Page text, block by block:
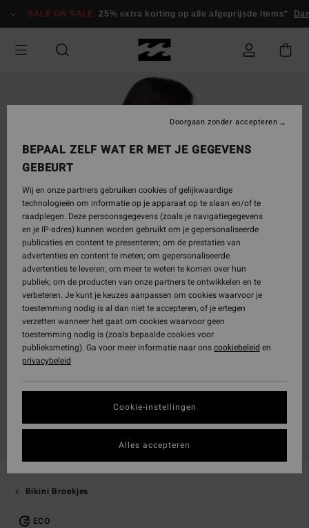
naar
SALE ON SALE 25% extra korting op alle afgeprijsde items*
Bikini Broekjes
ECO
BEPAAL ZELF WAT ER MET JE GEGEVENS
GEBEURT
Wij en onze partners gebruiken cookies of gelijkwaardige
technologieën om informatie op je apparaat op te slaan en/of te
raadplegen. Deze persoonsgegevens (zoals je navigatiegegevens
en je IP-adres) kunnen worden gebruikt om je gepersonaliseerde
publicaties en content te presenteren; om de prestaties van
advertenties en content te meten; om gepersonaliseerde
advertenties te leveren; om meer te weten te komen over hun
publiek; om de producten van onze partners te ontwikkelen en te
verbeteren. Je kunt je keuzes aanpassen om cookies waarvoor je
toestemming nodig is al dan niet te accepteren, of je ertegen
verzetten wanneer het gaat om cookies waarvoor geen
toestemming nodig is (zoals bepaalde cookies voor
publieksmeting). Ga voor meer informatie naar onscookiebeleid en
privacybeleid
Cookie-instellingen
Doorgaan zonder accepteren
Alles accepteren